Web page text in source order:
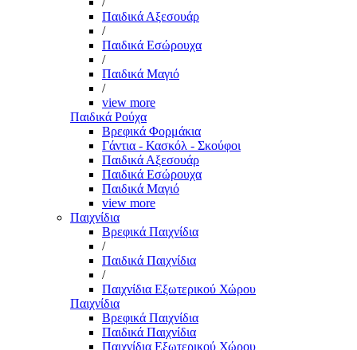
Παιδικά Αξεσουάρ
/
Παιδικά Εσώρουχα
/
Παιδικά Μαγιό
/
view more
Παιδικά Ρούχα
Βρεφικά Φορμάκια
Γάντια - Κασκόλ - Σκούφοι
Παιδικά Αξεσουάρ
Παιδικά Εσώρουχα
Παιδικά Μαγιό
view more
Παιχνίδια
Βρεφικά Παιχνίδια
/
Παιδικά Παιχνίδια
/
Παιχνίδια Εξωτερικού Χώρου
Παιχνίδια
Βρεφικά Παιχνίδια
Παιδικά Παιχνίδια
Παιχνίδια Εξωτερικού Χώρου